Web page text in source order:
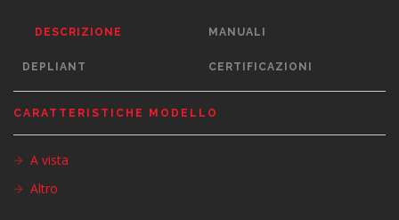
DESCRIZIONE MANUALI
DEPLIANT CERTIFICAZIONI
CARATTERISTICHE MODELLO
A vista
Altro